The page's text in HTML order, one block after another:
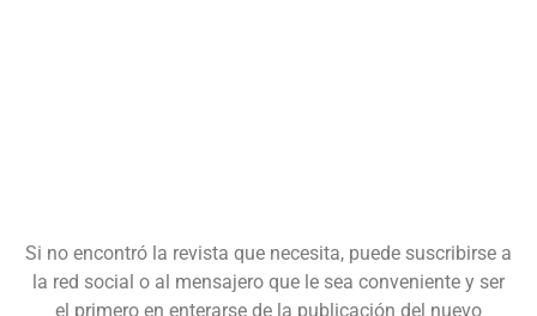
Si no encontró la revista que necesita, puede suscribirse a
la red social o al mensajero que le sea conveniente y ser
el primero en enterarse de la publicación del nuevo